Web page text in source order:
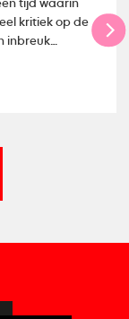
tijd waarin
kritiek op de
inbreuk
het